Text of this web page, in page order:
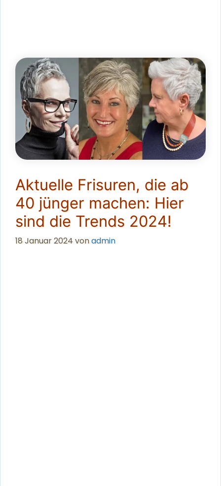
Aktuelle Frisuren, die ab
40 jünger machen: Hier
sind die Trends 2024!
18 Januar 2024vonadmin